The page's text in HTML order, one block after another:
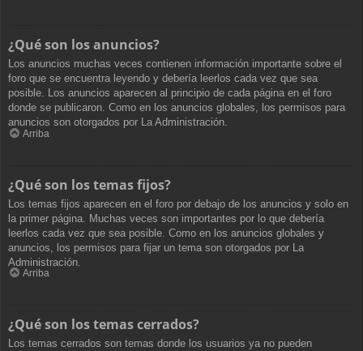
¿Qué son los anuncios?
Los anuncios muchas veces contienen información importante sobre el
foro que se encuentra leyendo y debería leerlos cada vez que sea
posible. Los anuncios aparecen al principio de cada página en el foro
donde se publicaron. Como en los anuncios globales, los permisos para
anuncios son otorgados por La Administración.
Arriba
¿Qué son los temas fijos?
Los temas fijos aparecen en el foro por debajo de los anuncios y solo en
la primer página. Muchas veces son importantes por lo que debería
leerlos cada vez que sea posible. Como en los anuncios globales y
anuncios, los permisos para fijar un tema son otorgados por La
Administración.
Arriba
¿Qué son los temas cerrados?
Los temas cerrados son temas donde los usuarios ya no pueden